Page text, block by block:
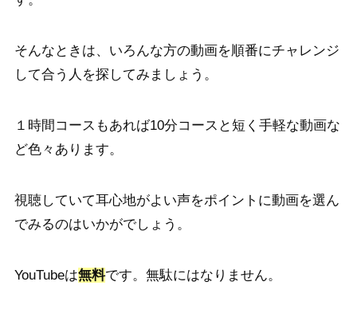
そんなときは、いろんな方の動画を順番にチャレンジ
して合う人を探してみましょう。
１時間コースもあれば10分コースと短く手軽な動画な
ど色々あります。
視聴していて耳心地がよい声をポイントに動画を選ん
でみるのはいかがでしょう。
YouTubeは無料です。無駄にはなりません。